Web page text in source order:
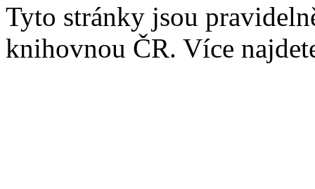
Tyto stránky jsou
knihovnou ČR. Více